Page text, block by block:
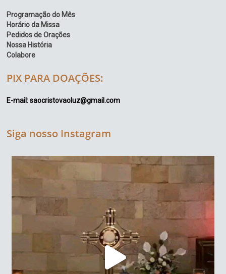
Programação do Mês
Horário da Missa
Pedidos de Orações
Nossa História
Colabore
PIX PARA DOAÇÕES:
E-mail: saocristovaoluz@gmail.com
Siga nosso Instagram